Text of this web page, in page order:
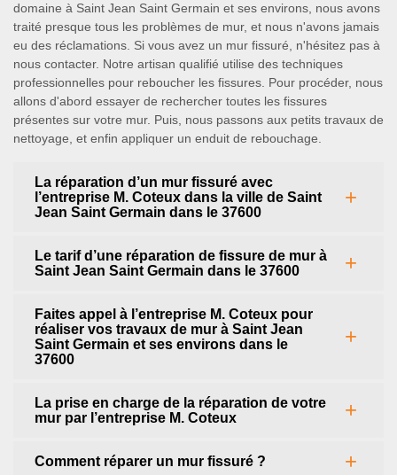
domaine à Saint Jean Saint Germain et ses environs, nous avons
traité presque tous les problèmes de mur, et nous n'avons jamais
eu des réclamations. Si vous avez un mur fissuré, n'hésitez pas à
nous contacter. Notre artisan qualifié utilise des techniques
professionnelles pour reboucher les fissures. Pour procéder, nous
allons d'abord essayer de rechercher toutes les fissures
présentes sur votre mur. Puis, nous passons aux petits travaux de
nettoyage, et enfin appliquer un enduit de rebouchage.
La réparation d’un mur fissuré avec
l’entreprise M. Coteux dans la ville de Saint
Jean Saint Germain dans le 37600
Le tarif d’une réparation de fissure de mur à
Saint Jean Saint Germain dans le 37600
Faites appel à l’entreprise M. Coteux pour
réaliser vos travaux de mur à Saint Jean
Saint Germain et ses environs dans le
37600
La prise en charge de la réparation de votre
mur par l’entreprise M. Coteux
Comment réparer un mur fissuré ?